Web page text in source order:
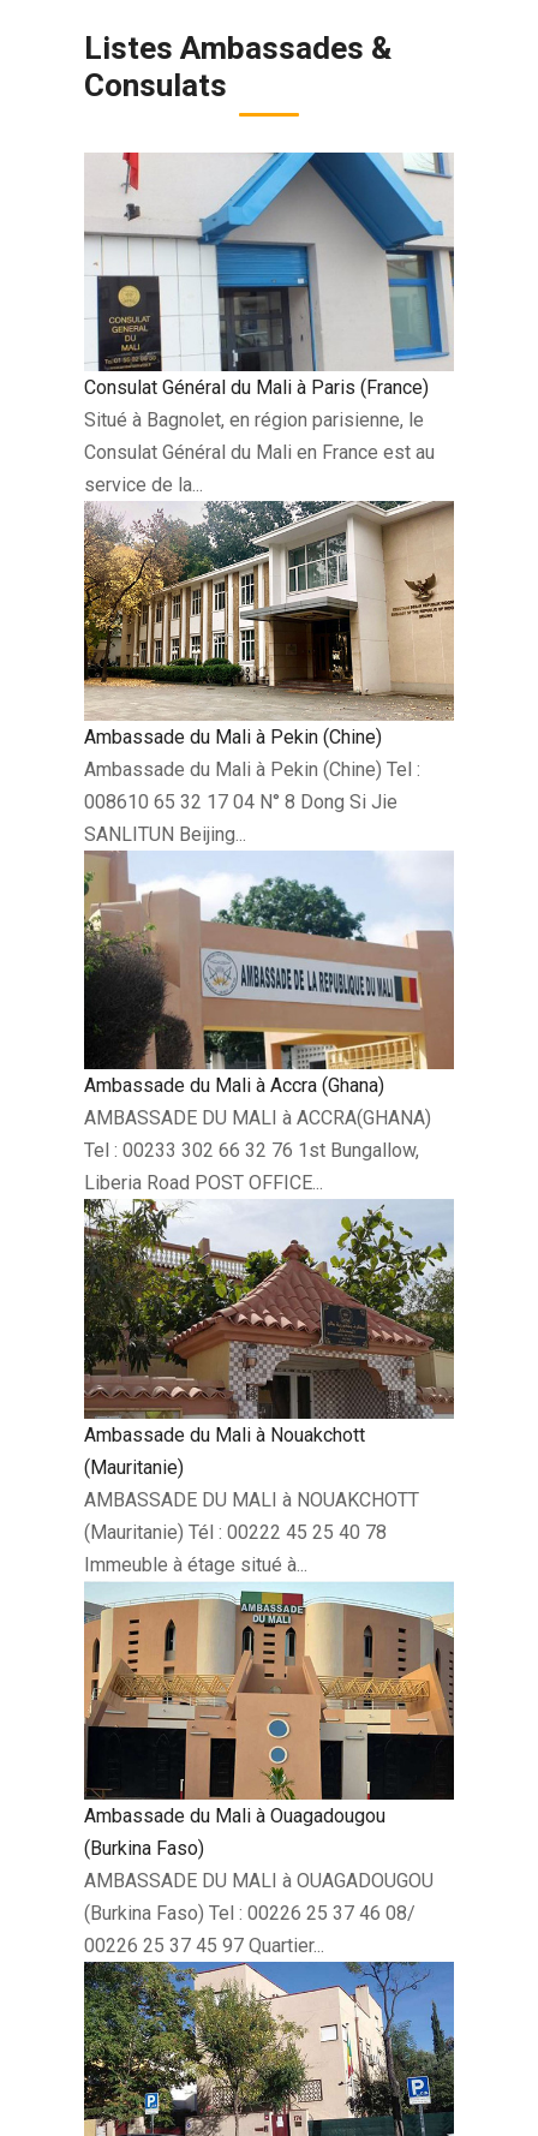
Listes Ambassades &
Consulats
Consulat Général du Mali à Paris (France)
Situé à Bagnolet, en région parisienne, le
Consulat Général du Mali en France est au
service de la...
Ambassade du Mali à Pekin (Chine)
Ambassade du Mali à Pekin (Chine) Tel :
008610 65 32 17 04 N° 8 Dong Si Jie
SANLITUN Beijing...
Ambassade du Mali à Accra (Ghana)
AMBASSADE DU MALI à ACCRA(GHANA)
Tel : 00233 302 66 32 76 1st Bungallow,
Liberia Road POST OFFICE...
Ambassade du Mali à Nouakchott
(Mauritanie)
AMBASSADE DU MALI à NOUAKCHOTT
(Mauritanie) Tél : 00222 45 25 40 78
Immeuble à étage situé à...
Ambassade du Mali à Ouagadougou
(Burkina Faso)
AMBASSADE DU MALI à OUAGADOUGOU
(Burkina Faso) Tel : 00226 25 37 46 08/
00226 25 37 45 97 Quartier...